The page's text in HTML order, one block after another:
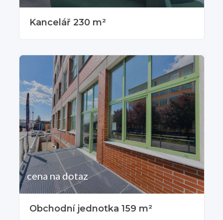
Kancelář 230 m²
cena na dotaz
Obchodní jednotka 159 m²